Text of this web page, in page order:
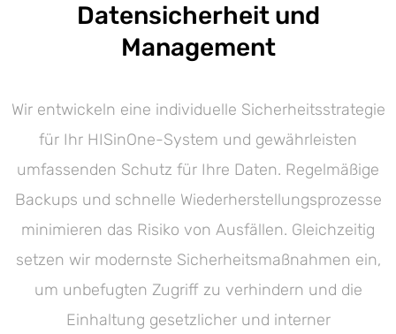
Datensicherheit und
Management
Wir entwickeln eine individuelle Sicherheitsstrategie
für Ihr HISinOne-System und gewährleisten
umfassenden Schutz für Ihre Daten. Regelmäßige
Backups und schnelle Wiederherstellungsprozesse
minimieren das Risiko von Ausfällen. Gleichzeitig
setzen wir modernste Sicherheitsmaßnahmen ein,
um unbefugten Zugriff zu verhindern und die
Einhaltung gesetzlicher und interner